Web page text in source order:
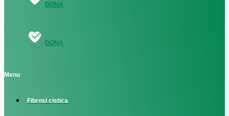
DONA
DONA
Menu
Fibrosi cistica